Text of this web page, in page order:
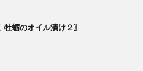
蛎のオイル漬け２〗